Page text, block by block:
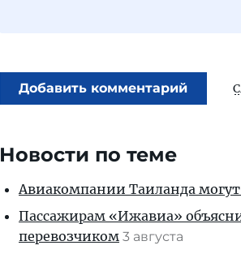
Добавить комментарий
Новости по теме
Авиакомпании Таиланда могут
Пассажирам «Ижавиа»
перевозчиком 3 августа